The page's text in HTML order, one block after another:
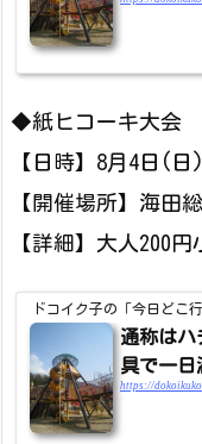
◆紙ヒコーキ大会
【日時】8月4日(
【開催場所】海田
【詳細】大人200
ドコイク子の「今日どこ行
通称はハ
具で一日
https://